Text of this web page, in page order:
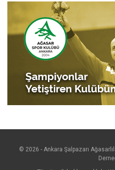
© 2026 - Ankara Şalpazarı